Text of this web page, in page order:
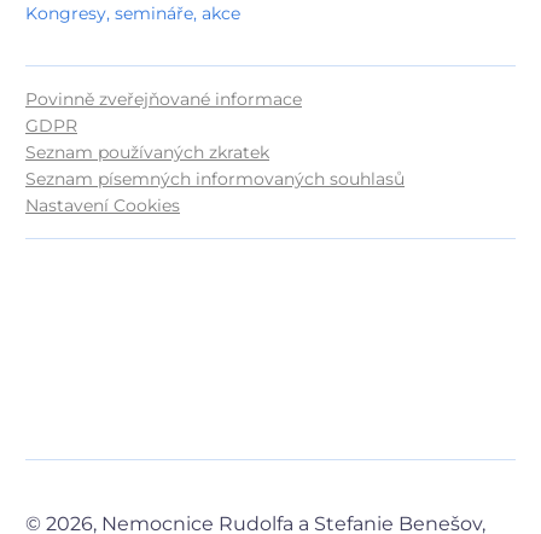
Kongresy, semináře, akce
Povinně zveřejňované informace
GDPR
Seznam používaných zkratek
Seznam písemných informovaných souhlasů
Nastavení Cookies
© 2026, Nemocnice Rudolfa a Stefanie Benešov,